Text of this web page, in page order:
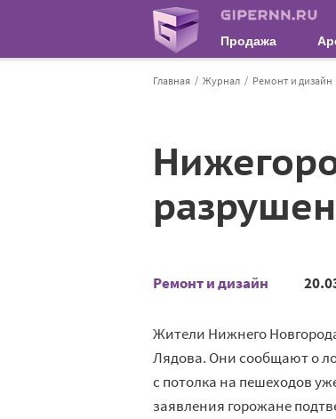
Продажа
Главная Журнал Ремонт и дизайн
Ремонт и дизайн
Жители Нижнего
Лядова. Они сообщают о
с потолка на пешеходов
заявления горожане